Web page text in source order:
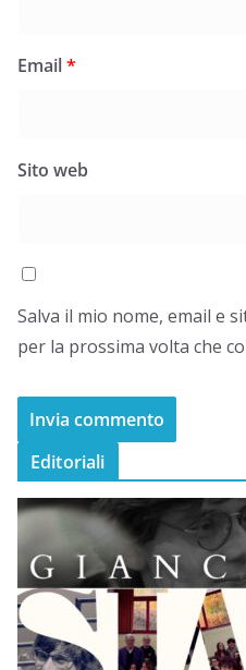
Email*
Sito web
Salva il mio nome, email e
per la prossima volta che
Editoriali